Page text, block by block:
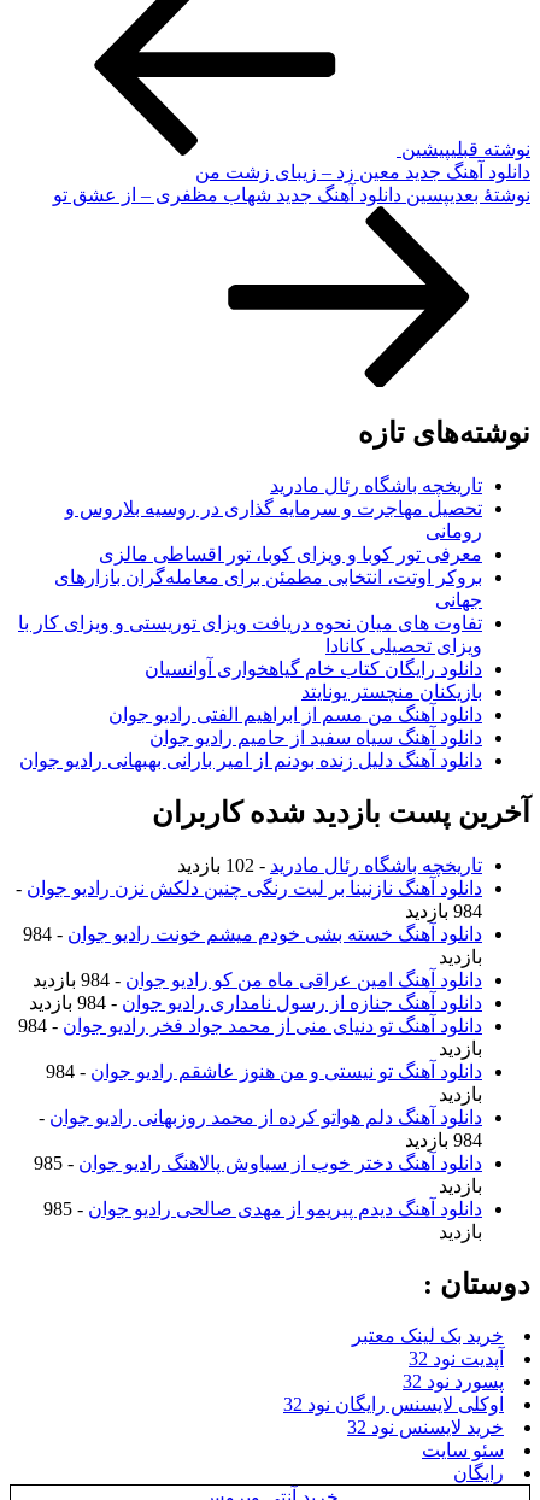
نوشته قبلیپیشین
دانلود آهنگ جدید معین زد – زیبای زشت من
نوشته‌ٔ بعدیپسین دانلود آهنگ جدید شهاب مظفری – از عشق تو
نوشته‌های تازه
تاریخچه باشگاه رئال مادرید
تحصیل مهاجرت و سرمایه گذاری در روسیه بلاروس و
رومانی
معرفی تور کوبا و ویزای کوبا، تور اقساطی مالزی
بروکر اوتت، انتخابی مطمئن برای معامله‌گران بازارهای
جهانی
تفاوت های میان نحوه دریافت ویزای توریستی و ویزای کار با
ویزای تحصیلی کانادا
دانلود رایگان کتاب خام گیاهخواری آوانسیان
بازیکنان منچستر یونایتد
دانلود آهنگ من مسم از ابراهیم الفتی رادیو جوان
دانلود آهنگ سیاه سفید از حامیم رادیو جوان
دانلود آهنگ دلیل زنده بودنم از امیر بارانی بهبهانی رادیو جوان
آخرین پست بازدید شده کاربران
تاریخچه باشگاه رئال مادرید - 102 بازدید
دانلود آهنگ نازنینا بر لبت رنگی چنین دلکش نزن رادیو جوان -
984 بازدید
دانلود آهنگ خسته بشی خودم میشم خونت رادیو جوان
- 984
بازدید
دانلود آهنگ امین عراقی ماه من کو رادیو جوان - 984 بازدید
دانلود آهنگ جنازه از رسول نامداری رادیو جوان - 984 بازدید
دانلود آهنگ تو دنیای منی از محمد جواد فخر رادیو جوان
- 984
بازدید
دانلود آهنگ تو نیستی و من هنوز عاشقم رادیو جوان
- 984
بازدید
دانلود آهنگ دلم هواتو کرده از محمد روزبهانی رادیو جوان -
984 بازدید
دانلود آهنگ دختر خوب از سیاوش پالاهنگ رادیو جوان
- 985
بازدید
دانلود آهنگ دیدم پیریمو از مهدی صالحی رادیو جوان
- 985
بازدید
دوستان :
خرید بک لینک معتبر
آپدیت نود 32
پسورد نود 32
اوکلی لایسنس رایگان نود 32
خرید لایسنس نود 32
سئو سایت
رایگان